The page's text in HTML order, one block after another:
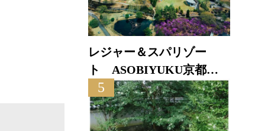
レジャー＆スパリゾー
ト ASOBIYUKU京都る
り渓温泉
5